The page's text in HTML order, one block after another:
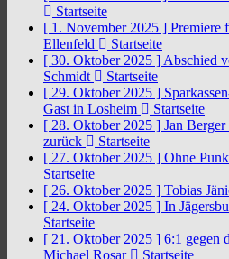
Startseite
[ 1. November 2025 ] Premiere
Ellenfeld
Startseite
[ 30. Oktober 2025 ] Abschied
Schmidt
Startseite
[ 29. Oktober 2025 ]
Gast in Losheim
Startseite
[ 28. Oktober 2025 ] Jan
zurück
Startseite
[ 27. Oktober 2025 ] Ohne
Startseite
[ 26. Oktober 2025 ] Tobias
[ 24. Oktober 2025 ] In
Startseite
[ 21. Oktober 2025 ] 6:1 gegen
Michael Rosar
Startseite